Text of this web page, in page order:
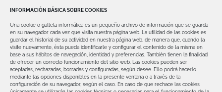
INFORMACIÓN BÁSICA SOBRE COOKIES
Una cookie o galleta informática es un pequeño archivo de información que se guarda
en su navegador cada vez que visita nuestra página web.
La utilidad de las cookies es
guardar el historial de su actividad en nuestra página web, de manera que, cuando la
visite nuevamente, ésta pueda identificarle y configurar el contenido de la misma en
base a sus hábitos de navegación, identidad y preferencias. También tienen la finalidad
de ofrecer un correcto funcionamiento del sitio web.
Las cookies pueden ser
aceptadas, rechazadas, borradas y configuradas, según desee. Ello podrá hacerlo
mediante las opciones disponibles en la presente ventana o a través de la
configuración de su navegador, según el caso. En caso de que rechace las cookies
Las carillas dentales son una opción
popular para quienes desean corregir
problemas estéticos en